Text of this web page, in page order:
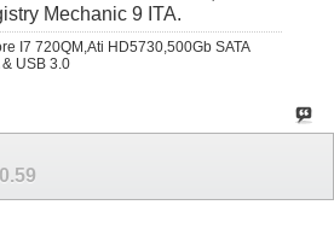
Mechanic 9 ITA.
I7 720QM,Ati HD5730,500Gb SATA
USB 3.0